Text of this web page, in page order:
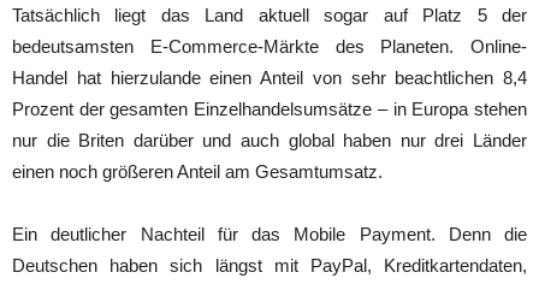
Tatsächlich liegt das Land aktuell sogar auf Platz 5 der
bedeutsamsten E-Commerce-Märkte des Planeten. Online-
Handel hat hierzulande einen Anteil von sehr beachtlichen 8,4
Prozent der gesamten Einzelhandelsumsätze – in Europa stehen
nur die Briten darüber und auch global haben nur drei Länder
einen noch größeren Anteil am Gesamtumsatz.
Ein deutlicher Nachteil für das Mobile Payment. Denn die
Deutschen haben sich längst mit PayPal, Kreditkartendaten,